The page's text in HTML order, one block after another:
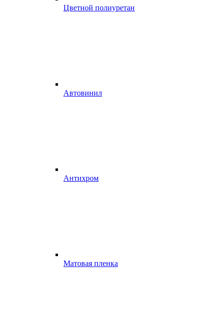
Цветной полиуретан
Автовинил
Антихром
Матовая пленка